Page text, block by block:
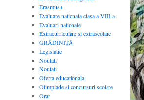
Erasmus+
Evaluare nationala clasa a VIII-a
Evaluari nationale
Extracurriculare si extrascolare
GRĂDINIȚĂ
Legislatie
Noutati
Noutati
Oferta educationala
Olimpiade si concursuri scolare
Orar